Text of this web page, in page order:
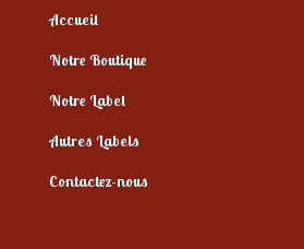
Accueil
Notre Boutique
Notre Label
Autres Labels
Contactez-nous